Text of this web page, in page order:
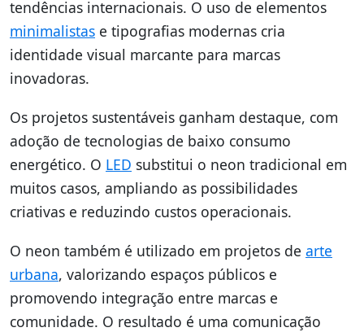
tendências internacionais. O uso de elementos
minimalistas e tipografias modernas cria
identidade visual marcante para marcas
inovadoras.
Os projetos sustentáveis ganham destaque, com
adoção de tecnologias de baixo consumo
energético. O LED substitui o neon tradicional em
muitos casos, ampliando as possibilidades
criativas e reduzindo custos operacionais.
O neon também é utilizado em projetos de arte
urbana, valorizando espaços públicos e
promovendo integração entre marcas e
comunidade. O resultado é uma comunicação